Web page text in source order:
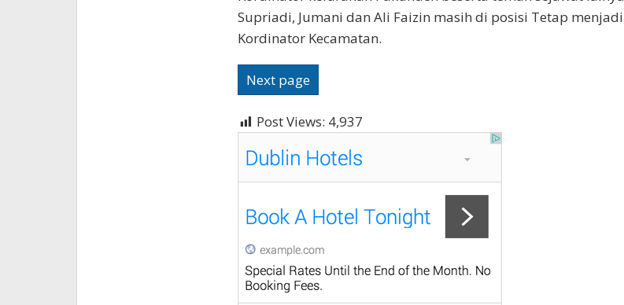
Supriadi, Jumani dan Ali Faizin masih di posisi Tetap menjadi
Kordinator Kecamatan.
Next page
Post Views: 4,937